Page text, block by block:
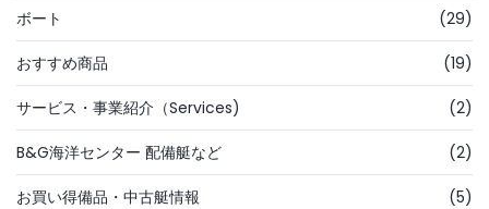
ボート (29)
おすすめ商品 (19)
サービス・事業紹介（Services) (2)
B&G海洋センター 配備艇など (2)
お買い得備品・中古艇情報 (5)